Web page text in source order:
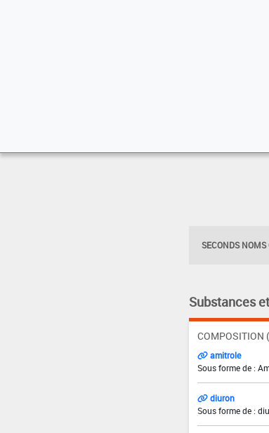
SECONDS
Substances
COMPOSITION
amitrole
Sous forme de :
diuron
Sous forme de :